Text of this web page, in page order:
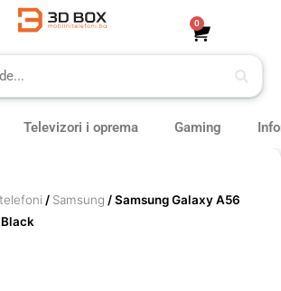
0
Cart
Televizori i oprema Gaming
/ Samsung / Samsung Galaxy A56